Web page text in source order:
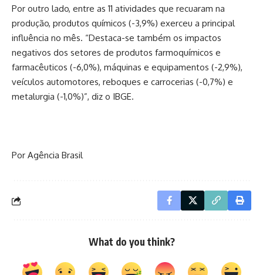
Por outro lado, entre as 11 atividades que recuaram na
produção, produtos químicos (-3,9%) exerceu a principal
influência no mês. “Destaca-se também os impactos
negativos dos setores de produtos farmoquímicos e
farmacêuticos (-6,0%), máquinas e equipamentos (-2,9%),
veículos automotores, reboques e carrocerias (-0,7%) e
metalurgia (-1,0%)”, diz o IBGE.
Por Agência Brasil
What do you think?